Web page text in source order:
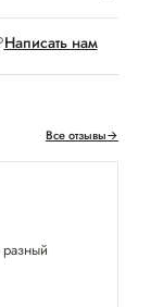
Написать нам
Все отзывы→